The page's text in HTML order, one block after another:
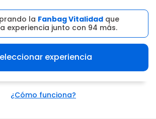
la Fanbag Vitalidad que
experiencia junto con 94 más.
experiencia
¿Cómo funciona?